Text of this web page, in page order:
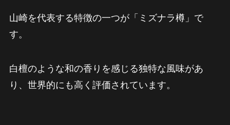
山崎を代表する特徴の一つが「ミズナラ樽」で
す。
白檀のような和の香りを感じる独特な風味があ
り、世界的にも高く評価されています。